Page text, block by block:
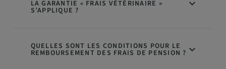
LA GARANTIE « FRAIS VÉTÉRINAIRE »
S’APPLIQUE ?
QUELLES SONT LES CONDITIONS POUR LE
REMBOURSEMENT DES FRAIS DE PENSION ?